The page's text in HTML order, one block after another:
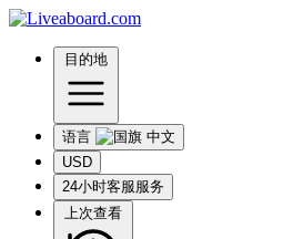
目的地
语言
USD
24小时客服服务
上次查看